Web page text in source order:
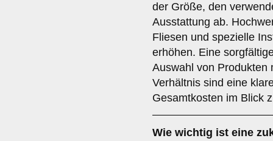
der Größe, den
Ausstattung ab.
Fliesen und spezielle
erhöhen. Eine
Auswahl von Produkten
Verhältnis sind eine
Gesamtkosten im Blick
Wie wichtig ist eine